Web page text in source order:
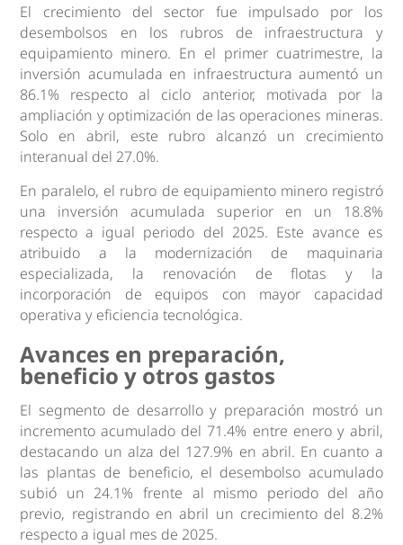
El crecimiento del sector fue impulsado por los
desembolsos en los rubros de infraestructura y
equipamiento minero. En el primer cuatrimestre, la
inversión acumulada en infraestructura aumentó un
86.1% respecto al ciclo anterior, motivada por la
ampliación y optimización de las operaciones mineras.
Solo en abril, este rubro alcanzó un crecimiento
interanual del 27.0%.
En paralelo, el rubro de equipamiento minero registró
una inversión acumulada superior en un 18.8%
respecto a igual periodo del 2025. Este avance es
atribuido a la modernización de maquinaria
especializada, la renovación de flotas y la
incorporación de equipos con mayor capacidad
operativa y eficiencia tecnológica.
Avances en preparación,
beneficio y otros gastos
El segmento de desarrollo y preparación mostró un
incremento acumulado del 71.4% entre enero y abril,
destacando un alza del 127.9% en abril. En cuanto a
las plantas de beneficio, el desembolso acumulado
subió un 24.1% frente al mismo periodo del año
previo, registrando en abril un crecimiento del 8.2%
respecto a igual mes de 2025.